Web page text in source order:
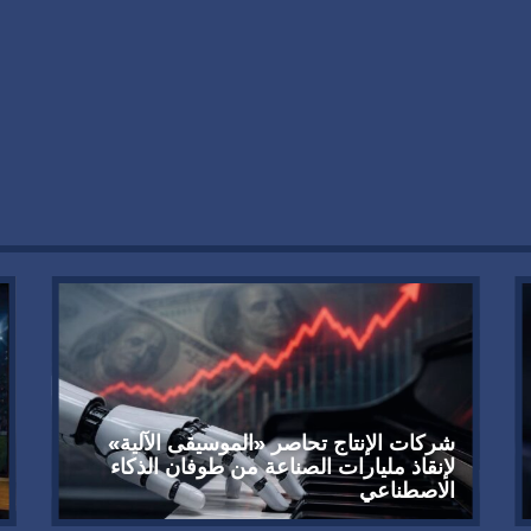
شركات الإنتاج تحاصر «الموسيقى الآلية»
لإنقاذ مليارات الصناعة من طوفان الذكاء
الاصطناعي